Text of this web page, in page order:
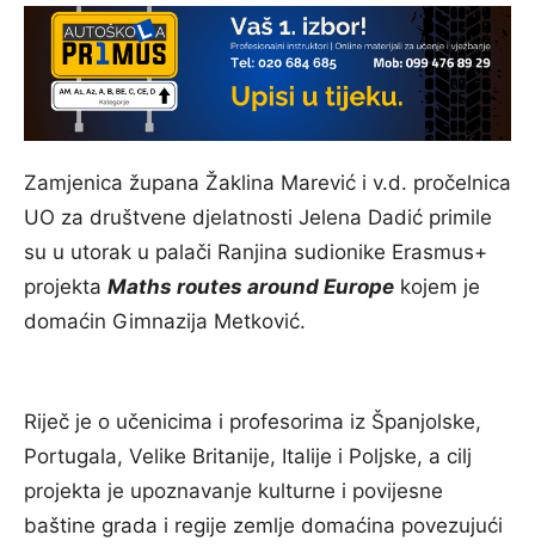
Zamjenica župana Žaklina Marević i v.d. pročelnica
UO za društvene djelatnosti Jelena Dadić primile
su u utorak u palači Ranjina sudionike Erasmus+
projekta Maths routes around Europe kojem je
domaćin Gimnazija Metković.
Riječ je o učenicima i profesorima iz Španjolske,
Portugala, Velike Britanije, Italije i Poljske, a cilj
projekta je upoznavanje kulturne i povijesne
baštine grada i regije zemlje domaćina povezujući